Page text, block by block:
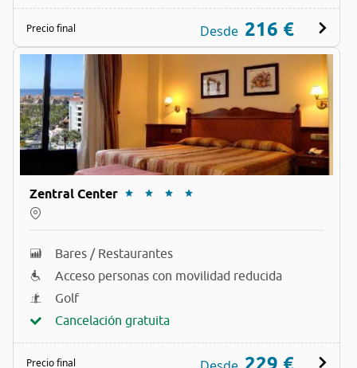
Precio final Desde 216 €
Zentral Center
Bares / Restaurantes
Acceso personas con movilidad reducida
Golf
Cancelación gratuita
Precio final